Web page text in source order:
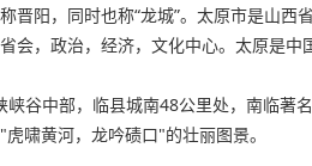
晋阳，同时也称“龙城”。太原市是山
会，政治，经济，文化中心。太原是
谷中部，临县城南48公里处，南临著
啸黄河，龙吟碛口"的壮丽图景。